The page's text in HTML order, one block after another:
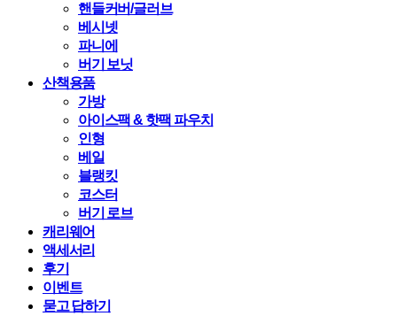
핸들커버/글러브
베시넷
파니에
버기 보닛
산책용품
가방
아이스팩 & 핫팩 파우치
인형
베일
블랭킷
코스터
버기 로브
캐리웨어
액세서리
후기
이벤트
묻고 답하기